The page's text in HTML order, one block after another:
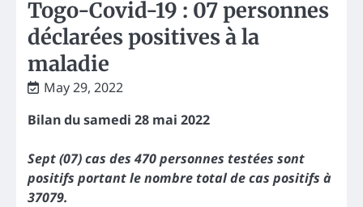
Togo-Covid-19 : 07 personnes
déclarées positives à la
maladie
May 29, 2022
Bilan du samedi 28 mai 2022
Sept (07) cas des 470 personnes testées sont
positifs portant le nombre total de cas positifs à
37079.